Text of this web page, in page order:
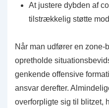
At justere dybden af
tilstrækkelig støtte
Når man udfører en zone-
opretholde
genkende offensive
ansvar derefter.
overforpligte sig til blitzet,